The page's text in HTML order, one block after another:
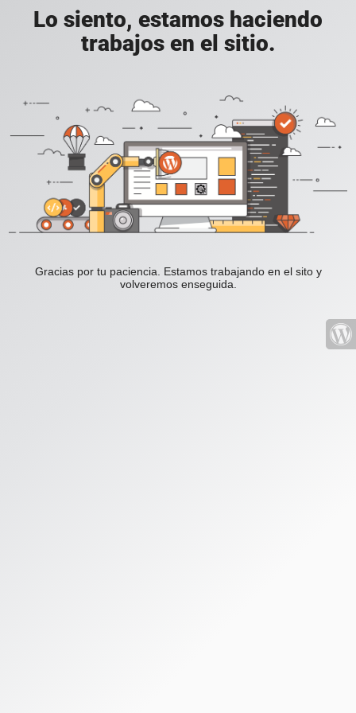
Lo siento, estamos haciendo
trabajos en el sitio.
Gracias por tu paciencia. Estamos trabajando en el sito y
volveremos enseguida.